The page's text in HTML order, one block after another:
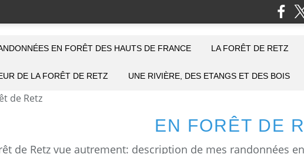
EN FORÊT DE
EN FORÊT DES HAUTS DE FRANCE LA FORÊT DE RETZ
DE LA FORÊT DE RETZ UNE RIVIÈRE, DES ETANGS ET DES BOIS